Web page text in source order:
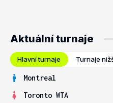
Aktuální turnaje
Hlavní turnaje Turnaje
Montreal
Toronto WTA